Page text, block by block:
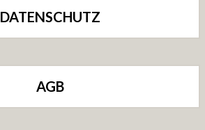
DATENSCHUTZ
AGB